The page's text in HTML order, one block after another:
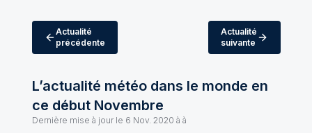
Actualité
précédente
Actualité
suivante
L’actualité météo dans le monde en
ce début Novembre
Dernière mise à jour le 6 Nov. 2020 à à